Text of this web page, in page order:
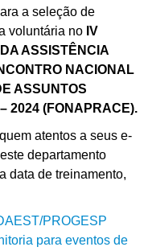
a seleção de
voluntária no IV
ASSISTÊNCIA
NACIONAL
ASSUNTOS
2024 (FONAPRACE).
atentos a seus e-
departamento
data de treinamento,
PROGESP
para eventos de